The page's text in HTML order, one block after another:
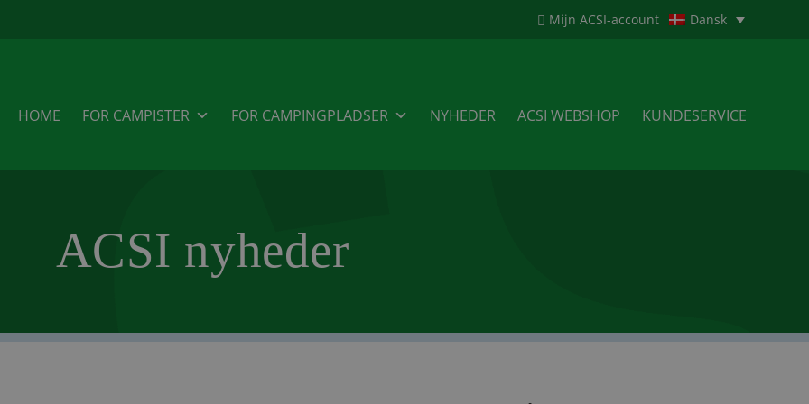
Mijn ACSI-account Dansk
HOME FOR CAMPISTER FOR CAMPINGPLADSER NYHEDER ACSI WEBSHOP KUNDESERVICE
ACSI nyheder